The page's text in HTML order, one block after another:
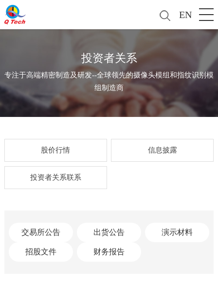
EN
投资者关系
专注于高端精密制造及研发--全球领先的摄像头模组和指纹识别模
组制造商
股价行情 信息披露
投资者关系联系
交易所公告 出货公告 演示材料
招股文件 财务报告